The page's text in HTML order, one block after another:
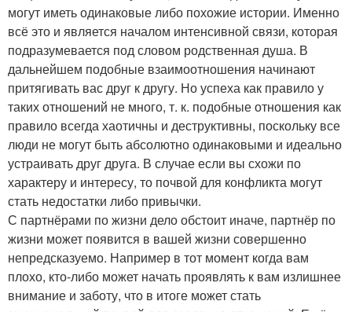
могут иметь одинаковые либо похожие истории. Именно
всё это и является началом интенсивной связи, которая
подразумевается под словом родственная душа. В
дальнейшем подобные взаимоотношения начинают
притягивать вас друг к другу. Но успеха как правило у
таких отношений не много, т. к. подобные отношения как
правило всегда хаотичны и деструктивны, поскольку все
люди не могут быть абсолютно одинаковыми и идеально
устраивать друг друга. В случае если вы схожи по
характеру и интересу, то почвой для конфликта могут
стать недостатки либо привычки.
С партнёрами по жизни дело обстоит иначе, партнёр по
жизни может появится в вашей жизни совершенно
непредсказуемо. Например в тот момент когда вам
плохо, кто-либо может начать проявлять к вам излишнее
внимание и заботу, что в итоге может стать